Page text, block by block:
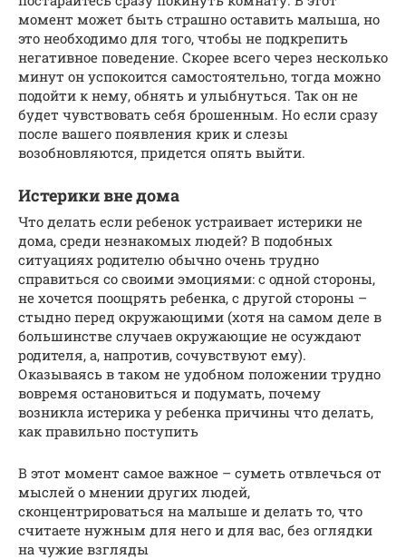
момент может быть страшно оставить малыша, но
это необходимо для того, чтобы не подкрепить
негативное поведение. Скорее всего через несколько
минут он успокоится самостоятельно, тогда можно
подойти к нему, обнять и улыбнуться. Так он не
будет чувствовать себя брошенным. Но если сразу
после вашего появления крик и слезы
возобновляются, придется опять выйти.
Истерики вне дома
Что делать если ребенок устраивает истерики не
дома, среди незнакомых людей? В подобных
ситуациях родителю обычно очень трудно
справиться со своими эмоциями: с одной стороны,
не хочется поощрять ребенка, с другой стороны –
стыдно перед окружающими (хотя на самом деле в
большинстве случаев окружающие не осуждают
родителя, а, напротив, сочувствуют ему).
Оказываясь в таком не удобном положении трудно
вовремя остановиться и подумать, почему
возникла истерика у ребенка причины что делать,
как правильно поступить
В этот момент самое важное – суметь отвлечься от
мыслей о мнении других людей,
сконцентрироваться на малыше и делать то, что
считаете нужным для него и для вас, без оглядки
на чужие взгляды